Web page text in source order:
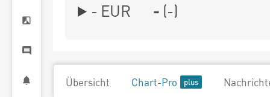
- EUR - (-)
Übersicht Chart-Pro